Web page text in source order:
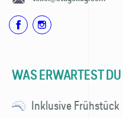
WAS ERWARTEST DU
Inklusive Frühstück